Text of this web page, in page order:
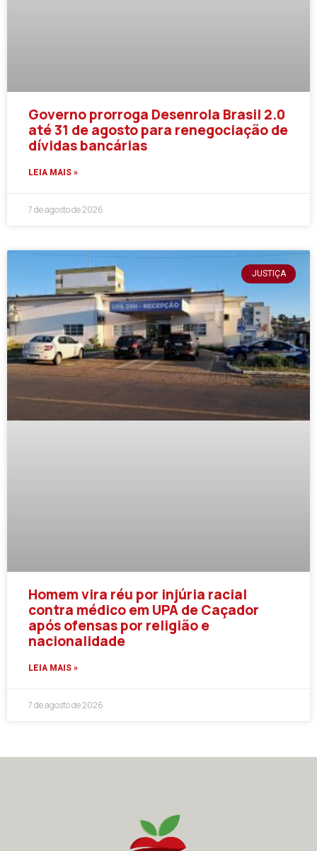
Governo prorroga Desenrola Brasil 2.0
até 31 de agosto para renegociação de
dívidas bancárias
LEIA MAIS »
7 de agosto de 2026
JUSTIÇA
Homem vira réu por injúria racial
contra médico em UPA de Caçador
após ofensas por religião e
nacionalidade
LEIA MAIS »
7 de agosto de 2026